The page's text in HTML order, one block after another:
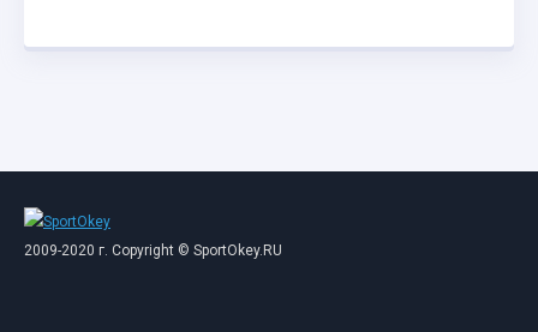
2009-2020 г. Copyright © SportOkey.RU